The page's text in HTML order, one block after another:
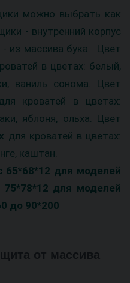
можно выбрать как
- внутренний корпус
из массива бука. Цвет
в цветах: белый,
ваниль сонома. Цвет
для кроватей в цветах:
яблоня, ольха. Цвет
для кроватей в цветах:
каштан.
65*68*12 для моделей
75*78*12 для моделей
до 90*200
от массива